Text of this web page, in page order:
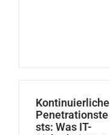
Kontinuierliche
Penetrationste
sts: Was IT-